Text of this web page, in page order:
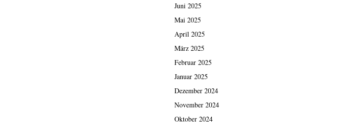
Juni 2025
Mai 2025
April 2025
März 2025
Februar 2025
Januar 2025
Dezember 2024
November 2024
Oktober 2024